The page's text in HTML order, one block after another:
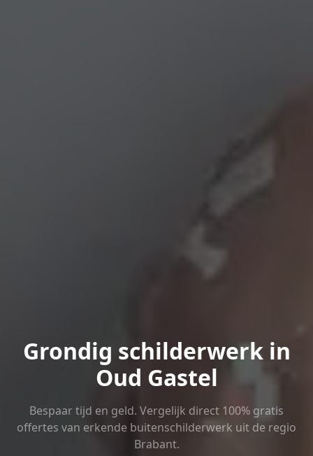
Grondig schilderwerk in
Oud Gastel
Bespaar tijd en geld. Vergelijk direct 100% gratis
offertes van erkende buitenschilderwerk uit de regio
Brabant.